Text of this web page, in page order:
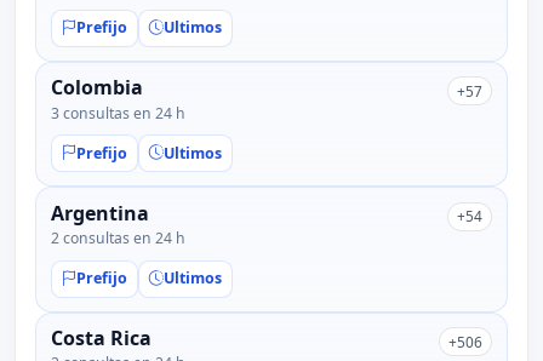
Prefijo Ultimos
Colombia
3 consultas en 24 h
+57
Prefijo Ultimos
Argentina
2 consultas en 24 h
+54
Prefijo Ultimos
Costa Rica +506